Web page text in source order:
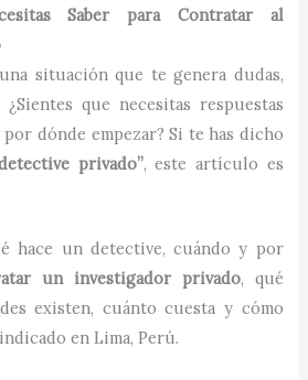
Saber para Contratar al
situación que te genera dudas,
que necesitas respuestas
por dónde empezar? Si te has dicho
privado”, este artículo es
hace un detective, cuándo y por
un investigador privado, qué
existen, cuánto cuesta y cómo
en Lima, Perú.